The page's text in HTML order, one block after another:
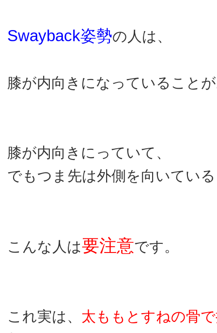
Swayback姿勢の人は、
膝が内向きになっていること
膝が内向きにっていて、
でもつま先は外側を向いてい
こんな人は要注意です。
これ実は、 太ももとすねの骨